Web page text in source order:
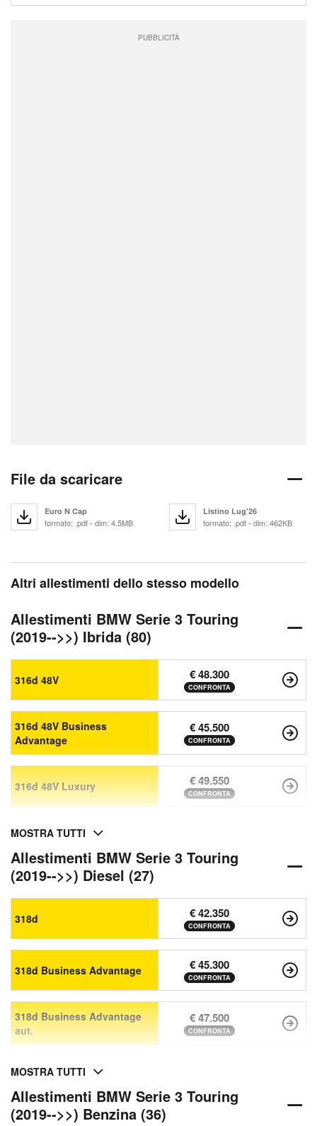
PUBBLICITÀ
File da scaricare
Euro N Cap
formato: .pdf - dim: 4.5MB
Listino Lug'26
formato: .pdf - dim: 462KB
Altri allestimenti dello stesso modello
Allestimenti BMW Serie 3 Touring
(2019-->>) Ibrida (80)
316d 48V € 48.300
CONFRONTA
316d 48V Business
Advantage
€ 45.500
CONFRONTA
316d 48V Luxury € 49.550
CONFRONTA
MOSTRA TUTTI
Allestimenti BMW Serie 3 Touring
(2019-->>) Diesel (27)
318d € 42.350
CONFRONTA
318d Business Advantage € 45.300
CONFRONTA
318d Business Advantage
aut.
€ 47.500
CONFRONTA
MOSTRA TUTTI
Allestimenti BMW Serie 3 Touring
(2019-->>) Benzina (36)